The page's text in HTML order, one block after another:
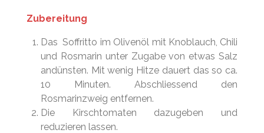
Zubereitung
Das Soffritto im Olivenöl mit Knoblauch, Chili
und Rosmarin unter Zugabe von etwas Salz
andünsten. Mit wenig Hitze dauert das so ca.
10 Minuten. Abschliessend den
Rosmarinzweig entfernen.
Die Kirschtomaten dazugeben und
reduzieren lassen.